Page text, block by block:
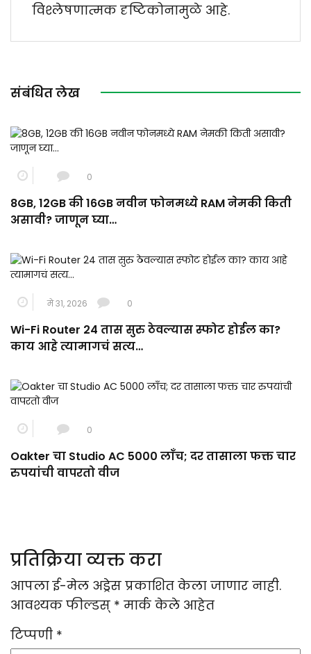
विश्लेषणात्मक दृष्टिकोनामुळे आहे.
संबंधित लेख
0
8GB, 12GB की 16GB नवीन फोनमध्ये RAM नेमकी किती
असावी? जाणून घ्या…
मे 31, 2026 0
Wi-Fi Router 24 तास सुरु ठेवल्यास स्फोट होईल का?
काय आहे त्यामागचं सत्य…
0
Oakter चा Studio AC 5000 लाँच; दर तासाला फक्त चार
रुपयांची वापरतो वीज
प्रतिक्रिया व्यक्त करा
आपला ई-मेल अड्रेस प्रकाशित केला जाणार नाही.
आवश्यक फील्डस् * मार्क केले आहेत
टिप्पणी *